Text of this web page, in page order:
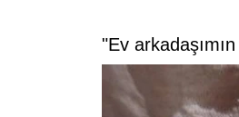
"Ev